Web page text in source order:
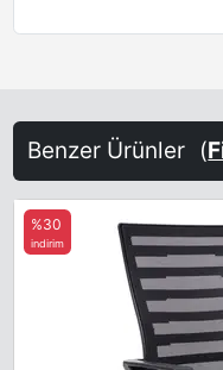
Benzer Ürünler (
%30
indirim